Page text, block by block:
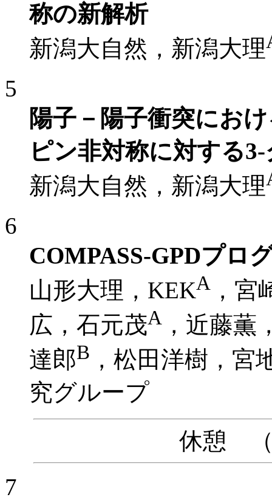
称の新解析
新潟大自然，新潟大理
5
陽子－陽子衝突にお
ピン非対称に対する
新潟大自然，新潟大理
6
COMPASS-GPDプロ
山形大理，KEKA ，宮
広，石元茂A ，近藤薫
達郎B ，松田洋樹，宮
究グループ
休憩 （
7